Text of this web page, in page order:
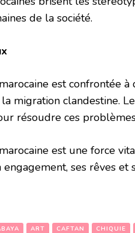
de la société.
est confrontée
migration clandestine.
résoudre ces
est une force
engagement, ses rêves et
ART CAFTAN CHIQUIE